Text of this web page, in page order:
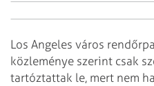
Los Angeles város
közleménye szerint csak
tartóztattak le, mert nem